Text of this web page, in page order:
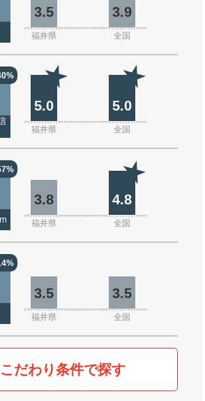
3.5 3.9
福井県 全国
5.0 5.0
福井県 全国
3.8 4.8
福井県 全国
3.5 3.5
福井県 全国
こだわり条件で探す